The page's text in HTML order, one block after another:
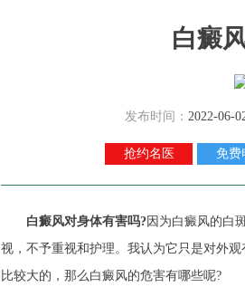
白癜
发布时间： 2022-06-
抢约名医 免费
白癜风对身体有害吗? 因为白癜风的白
视，不予重视和护理。我认为它只是对外
比较大的，那么白癜风的危害有哪些呢?